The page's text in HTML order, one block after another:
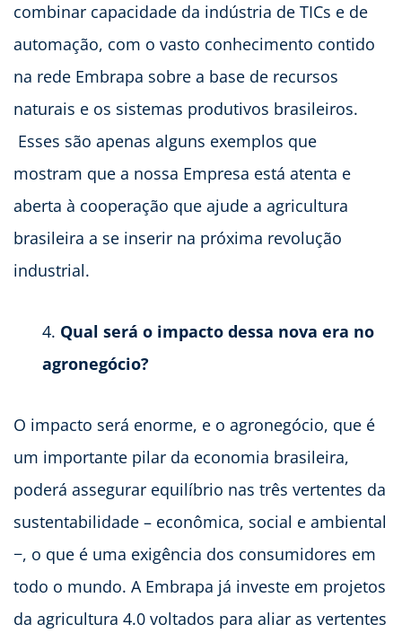
combinar capacidade da indústria de TICs e de
automação, com o vasto conhecimento contido
na rede Embrapa sobre a base de recursos
naturais e os sistemas produtivos brasileiros.
Esses são apenas alguns exemplos que
mostram que a nossa Empresa está atenta e
aberta à cooperação que ajude a agricultura
brasileira a se inserir na próxima revolução
industrial.
Qual será o impacto dessa nova era no
agronegócio?
O impacto será enorme, e o agronegócio, que é
um importante pilar da economia brasileira,
poderá assegurar equilíbrio nas três vertentes da
sustentabilidade – econômica, social e ambiental
−, o que é uma exigência dos consumidores em
todo o mundo. A Embrapa já investe em projetos
da agricultura 4.0 voltados para aliar as vertentes